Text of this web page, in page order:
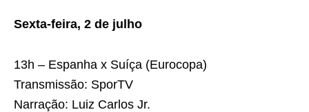
Sexta-feira, 2 de julho
13h – Espanha x Suíça (Eurocopa)
Transmissão: SporTV
Narração: Luiz Carlos Jr.